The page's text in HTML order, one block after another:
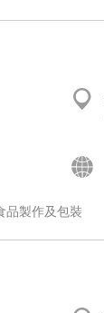
品製作及包裝